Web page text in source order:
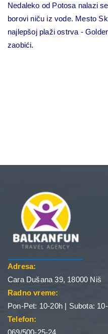
Nedaleko od Potosa nalazi
borovi niču iz vode. Mesto
najlepšoj plaži ostrva -
zaobići.
Adresa:
Cara Dušana 39, 18000 Niš
Radno vreme:
Pon-Pet: 10-20h | Subota:
Telefon: